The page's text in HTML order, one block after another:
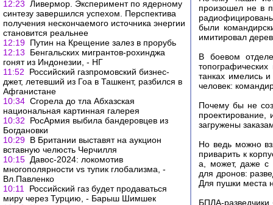
12:23 Ливермор. Эксперимент по ядерному
синтезу завершился успехом. Перспектива
получения нескончаемого источника энергии
становится реальнее
12:19 Путин на Крещение залез в прорубь
12:13
Бенгальских мигрантов-рохинджа
гонят из Индонезии, - НГ
11:52
Российский газпромовский бизнес-
джет, летевший из Гоа в Ташкент, разбился в
Афганистане
10:34 Сгорела до тла Абхазская
национальная картинная галерея
10:32
РосАрмия выбила бандеровцев из
Богдановки
10:29 В Британии выставят на аукцион
вставную челюсть Черчилля
10:15 Давос-2024: локомотив
многополярности vs тупик глобализма, -
Вл.Павленко
10:11
Российский газ будет продаваться
миру через Турцию, - Барыш Шимшек
произошел не в
были
имитировал
В боевом
танках имелись
человек:
Почему бы не
проектирование,
загружены
Но ведь можно
приварить к
а, может, даже с
для дронов:
Для пушки места
БПЛА-разведчики